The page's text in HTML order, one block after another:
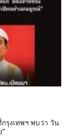
รุงเทพฯ พบว่า วัน